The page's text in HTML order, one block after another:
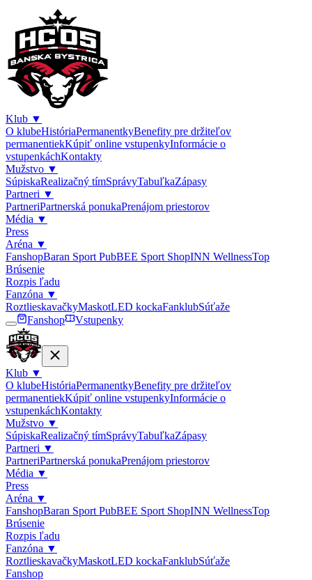
Klub ▼
O klubeHistóriaPermanentkyBenefity pre držiteľov
permanentiekKúpiť online vstupenkyInformácie o
vstupenkáchKontakty
Mužstvo ▼
SúpiskaRealizačný tímSprávyTabuľkaZápasy
Partneri ▼
PartneriPartnerská ponukaPrenájom priestorov
Média ▼
Press
Aréna ▼
FanshopBaran Sport PubBEE Sport ShopINN WellnessTop
Brúsenie
Rozpis ľadu
Fanzóna ▼
RoztlieskavačkyMaskotLED kockaFanklubSúťaže
Fanshop
Vstupenky
Klub ▼
O klubeHistóriaPermanentkyBenefity pre držiteľov
permanentiekKúpiť online vstupenkyInformácie o
vstupenkáchKontakty
Mužstvo ▼
SúpiskaRealizačný tímSprávyTabuľkaZápasy
Partneri ▼
PartneriPartnerská ponukaPrenájom priestorov
Média ▼
Press
Aréna ▼
FanshopBaran Sport PubBEE Sport ShopINN WellnessTop
Brúsenie
Rozpis ľadu
Fanzóna ▼
RoztlieskavačkyMaskotLED kockaFanklubSúťaže
Fanshop